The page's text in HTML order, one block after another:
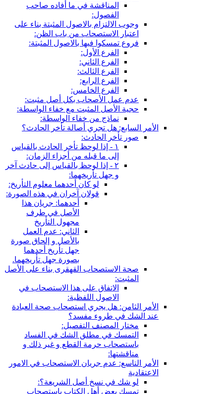
المناقشة في ما أفاده صاحب
الفصول:
وجوب الالتزام بالاصول المثبتة بناء على
اعتبار الاستصحاب من باب الظن:
فروع تمسكوا فيها بالاصول المثبتة:
الفرع الأول:
الفرع الثاني:
الفرع الثالث:
الفرع الرابع:
الفرع الخامس:
عدم عمل الأصحاب بكل أصل مثبت:
حجية الأصل المثبت مع خفاء الواسطة:
نماذج من خفاء الواسطة:
الأمر السابع: هل تجري أصالة تأخر الحادث؟
صور تأخر الحادث:
١ - إذا لوحظ تأخر الحادث بالقياس
إلى ما قبله من أجزاء الزمان:
٢ - إذا لوحظ بالقياس إلى حادث آخر
و جهل تأريخهما:
لو كان أحدهما معلوم التأريخ:
قولان آخران في هذه الصورة:
أحدهما: جريان هذا
الأصل في طرف
مجهول التأريخ
الثاني: عدم العمل
بالأصل و إلحاق صورة
جهل تأريخ أحدهما
بصورة جهل تأريخهما.
صحة الاستصحاب القهقرى بناء على الأصل
المثبت:
الاتفاق على هذا الاستصحاب في
الاصول اللفظية:
الأمر الثامن: هل يجري استصحاب صحة العبادة
عند الشك في طروء مفسد؟
مختار المصنف التفصيل:
التمسك في مطلق الشك في الفساد
باستصحاب حرمة القطع و غير ذلك و
مناقشتها:
الأمر التاسع: عدم جريان الاستصحاب في الامور
الاعتقادية
لو شك في نسخ أصل الشريعة؟:
تمسك بعض أهل الكتاب باستصحاب